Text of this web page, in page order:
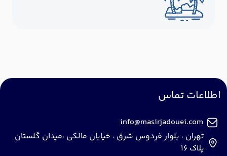
اطلاعات تماس
info@masirjadouei.com
تهران ، بلوار فردوس شرق ، خیابان مالکی ،میدان گلستان
پلاک 16